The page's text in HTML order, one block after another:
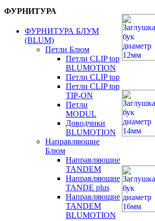
ФУРНИТУРА
ФУРНИТУРА БЛУМ
(BLUM)
Петли Блюм
Петли CLIP top
BLUMOTION
Петли CLIP top
Петли CLIP top
TIP-ON
Петли
MODUL
Доводчики
BLUMOTION
Направляющие
Блюм
Направляющие
TANDEM
Направляющие
TANDE plus
Направляющие
TANDEM
BLUMOTION